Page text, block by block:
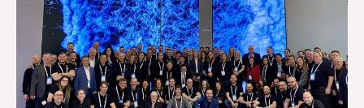
nowymi
produktami
już
pod